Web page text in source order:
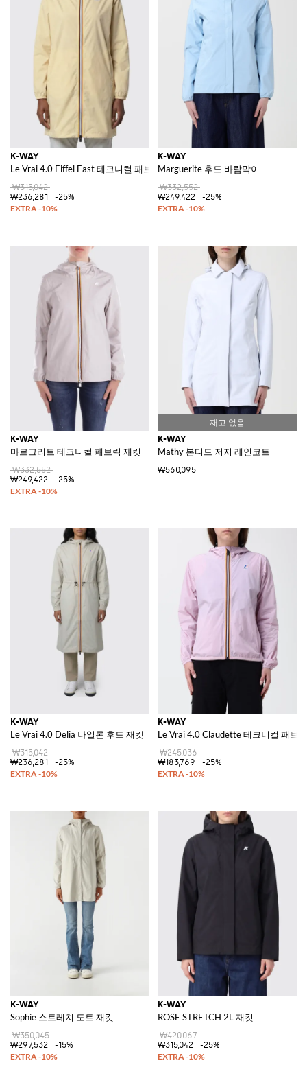
K-WAY
Le Vrai 4.0 Eiffel East 테크니컬 패브릭 바람막이
₩315,042
₩236,281
-25%
K-WAY
Marguerite 후드 바람막이
₩332,552
₩249,422
-25%
K-WAY
마르그리트 테크니컬 패브릭 재킷
₩332,552
₩249,422
-25%
K-WAY
Mathy 본디드 저지 레인코트
₩560,095
K-WAY
Le Vrai 4.0 Delia 나일론 후드 재킷
₩315,042
₩236,281
-25%
K-WAY
Le Vrai 4.0 Claudette 테크니컬 패브
₩245,036
₩183,769
-25%
K-WAY
Sophie 스트레치 도트 재킷
₩350,045
₩297,532
-15%
K-WAY
ROSE STRETCH 2L 재킷
₩420,067
₩315,042
-25%